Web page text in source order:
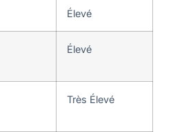
Élevé
Élevé
Très Élevé